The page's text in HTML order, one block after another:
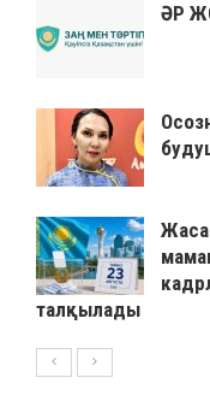
ӘР
талқылады